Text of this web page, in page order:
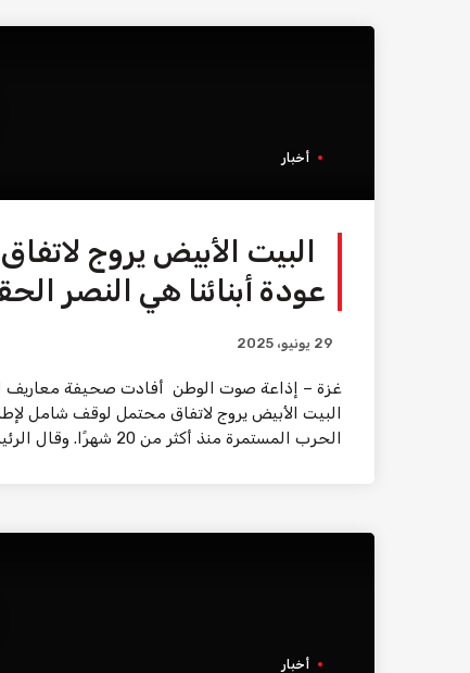
أخبار
البيت الأبيض يروج
عودة أبنائنا هي النصر
29 يونيو، 2025
البيت الأبيض يروج لاتفاق محتمل لوقف شامل
الحرب المستمرة منذ أكثر من 20 شهرًا. وقال الرئيس الأميركي دونالد ترامب، والذي يشارك في […]
أخبار